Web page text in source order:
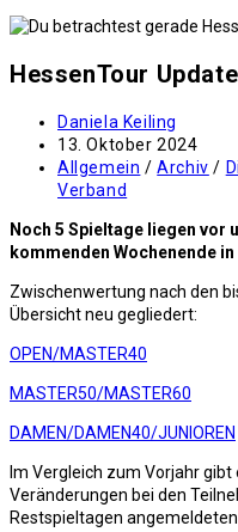
HessenTour Update
Beitrags-
Autor:
Daniela Keiling
Beitrag
veröffentlicht:
13. Oktober 2024
Beitrags-
Kategorie:
Allgemein / Archiv /
Verband
Noch 5 Spieltage liegen vor
kommenden Wochenende in
Zwischenwertung nach den
Übersicht neu gegliedert:
OPEN/MASTER40
MASTER50/MASTER60
DAMEN/DAMEN40/JUNIOREN
Im Vergleich zum Vorjahr
Veränderungen bei den
Restspieltagen